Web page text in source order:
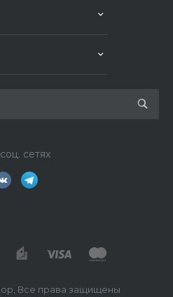
сетях
Все права защищены